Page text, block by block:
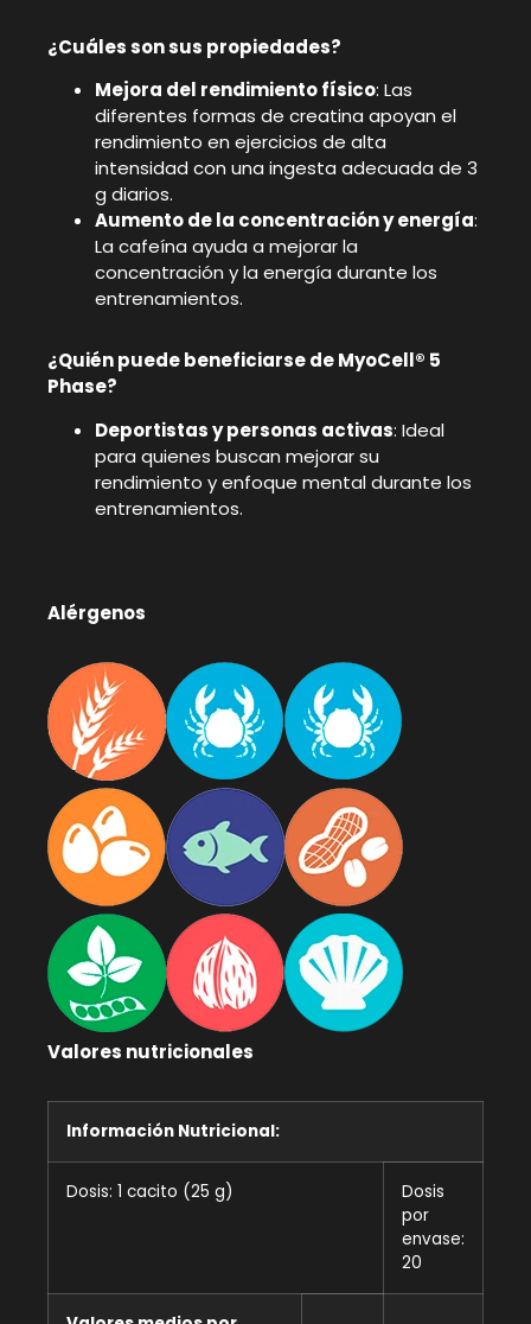
¿Cuáles son sus propiedades?
Mejora del rendimiento físico: Las
diferentes formas de creatina apoyan el
rendimiento en ejercicios de alta
intensidad con una ingesta adecuada de 3
g diarios.
Aumento de la concentración y energía:
La cafeína ayuda a mejorar la
concentración y la energía durante los
entrenamientos.
¿Quién puede beneficiarse de MyoCell® 5
Phase?
Deportistas y personas activas: Ideal
para quienes buscan mejorar su
rendimiento y enfoque mental durante los
entrenamientos.
Alérgenos
Valores nutricionales
Información Nutricional:
Dosis: 1 cacito (25 g)
Dosis
por
envase:
20